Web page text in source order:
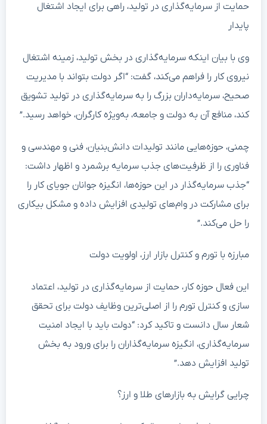
حمایت از سرمایه‌گذاری در تولید، راهی برای ایجاد اشتغال
پایدار
وی با بیان اینکه سرمایه‌گذاری در بخش تولید، زمینه اشتغال
نیروی کار را فراهم می‌کند، گفت: “اگر دولت بتواند با مدیریت
صحیح، سرمایه‌داران بزرگ را به سرمایه‌گذاری در تولید تشویق
کند، منافع آن به دولت و جامعه، به‌ویژه کارگران، خواهد رسید.”
چمنی، حوزه‌هایی مانند تولیدات دانش‌بنیان، فنی و مهندسی و
فناوری را از ظرفیت‌های جذب سرمایه برشمرد و اظهار داشت:
“جذب سرمایه‌گذار در این حوزه‌ها، انگیزه جوانان جویای کار را
برای مشارکت در وام‌های تولیدی افزایش داده و مشکل بیکاری
را حل می‌کند.”
مبارزه با تورم و کنترل بازار ارز، اولویت دولت
این فعال حوزه کار، حمایت از سرمایه‌گذاری در تولید، اعتماد
سازی و کنترل تورم را از اصلی‌ترین وظایف دولت برای تحقق
شعار سال دانست و تاکید کرد: “دولت باید با ایجاد امنیت
سرمایه‌گذاری، انگیزه سرمایه‌گذاران را برای ورود به بخش
تولید افزایش دهد.”
چرایی گرایش به بازارهای طلا و ارز؟